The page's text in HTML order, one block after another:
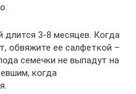
длится 3-8 месяцев. Когда
обвяжите ее салфеткой –
семечки не выпадут на
когда